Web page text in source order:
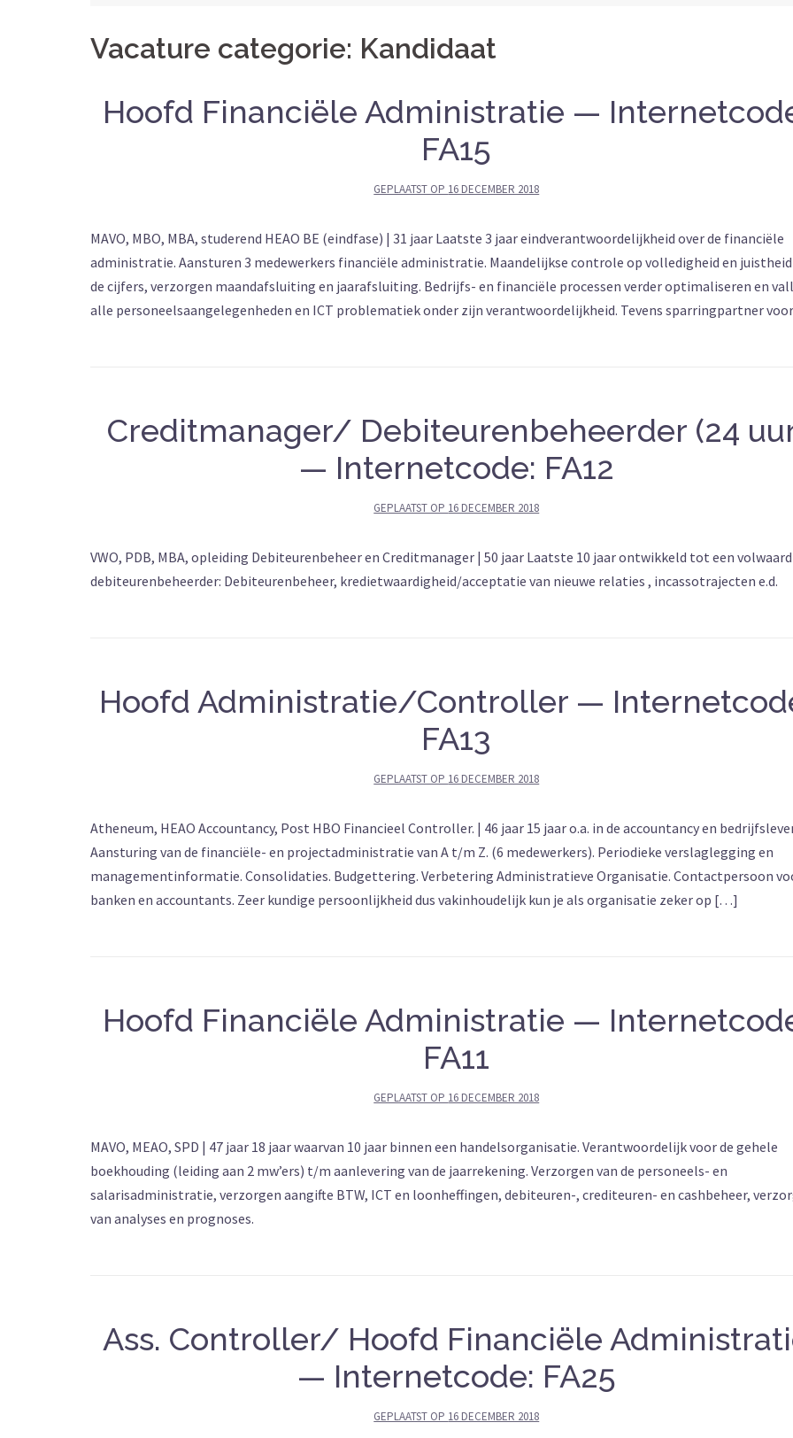
Vacature categorie: Kandidaat
Hoofd Financiële Administratie —
FA15
GEPLAATST OP 16 DECEMBER 2018
MAVO, MBO, MBA, studerend HEAO BE (eindfase) | 31 jaar Laatste 3 jaar eindverantwoordelijkheid over de financiële
administratie. Aansturen 3 medewerkers financiële administratie. Maandelijkse controle op volledigheid en juistheid
de cijfers, verzorgen maandafsluiting en jaarafsluiting. Bedrijfs- en financiële processen verder optimaliseren en
alle personeelsaangelegenheden en ICT problematiek onder zijn verantwoordelijkheid. Tevens sparringpartner
Creditmanager/ Debiteurenbeheerder (24
— Internetcode: FA12
GEPLAATST OP 16 DECEMBER 2018
VWO, PDB, MBA, opleiding Debiteurenbeheer en Creditmanager | 50 jaar Laatste 10 jaar ontwikkeld tot een
debiteurenbeheerder: Debiteurenbeheer, kredietwaardigheid/acceptatie van nieuwe relaties , incassotrajecten e.d.
Hoofd Administratie/Controller —
FA13
GEPLAATST OP 16 DECEMBER 2018
Atheneum, HEAO Accountancy, Post HBO Financieel Controller. | 46 jaar 15 jaar o.a. in de accountancy en
Aansturing van de financiële- en projectadministratie van A t/m Z. (6 medewerkers). Periodieke verslaglegging en
managementinformatie. Consolidaties. Budgettering. Verbetering Administratieve Organisatie. Contactpersoon
banken en accountants. Zeer kundige persoonlijkheid dus vakinhoudelijk kun je als organisatie zeker op […]
Hoofd Financiële Administratie —
FA11
GEPLAATST OP 16 DECEMBER 2018
MAVO, MEAO, SPD | 47 jaar 18 jaar waarvan 10 jaar binnen een handelsorganisatie. Verantwoordelijk voor de gehele
boekhouding (leiding aan 2 mw’ers) t/m aanlevering van de jaarrekening. Verzorgen van de personeels- en
salarisadministratie, verzorgen aangifte BTW, ICT en loonheffingen, debiteuren-, crediteuren- en cashbeheer,
van analyses en prognoses.
Ass. Controller/ Hoofd Financiële
— Internetcode: FA25
GEPLAATST OP 16 DECEMBER 2018